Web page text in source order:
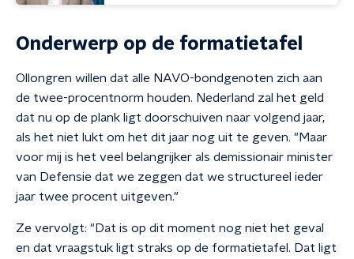
Onderwerp op de formatietafel
Ollongren willen dat alle NAVO-bondgenoten zich aan
de twee-procentnorm houden. Nederland zal het geld
dat nu op de plank ligt doorschuiven naar volgend jaar,
als het niet lukt om het dit jaar nog uit te geven. "Maar
voor mij is het veel belangrijker als demissionair minister
van Defensie dat we zeggen dat we structureel ieder
jaar twee procent uitgeven."
Ze vervolgt: "Dat is op dit moment nog niet het geval
en dat vraagstuk ligt straks op de formatietafel. Dat ligt